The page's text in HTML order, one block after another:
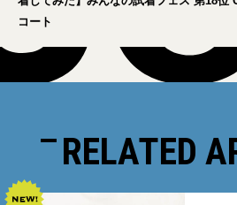
コート
RELATED